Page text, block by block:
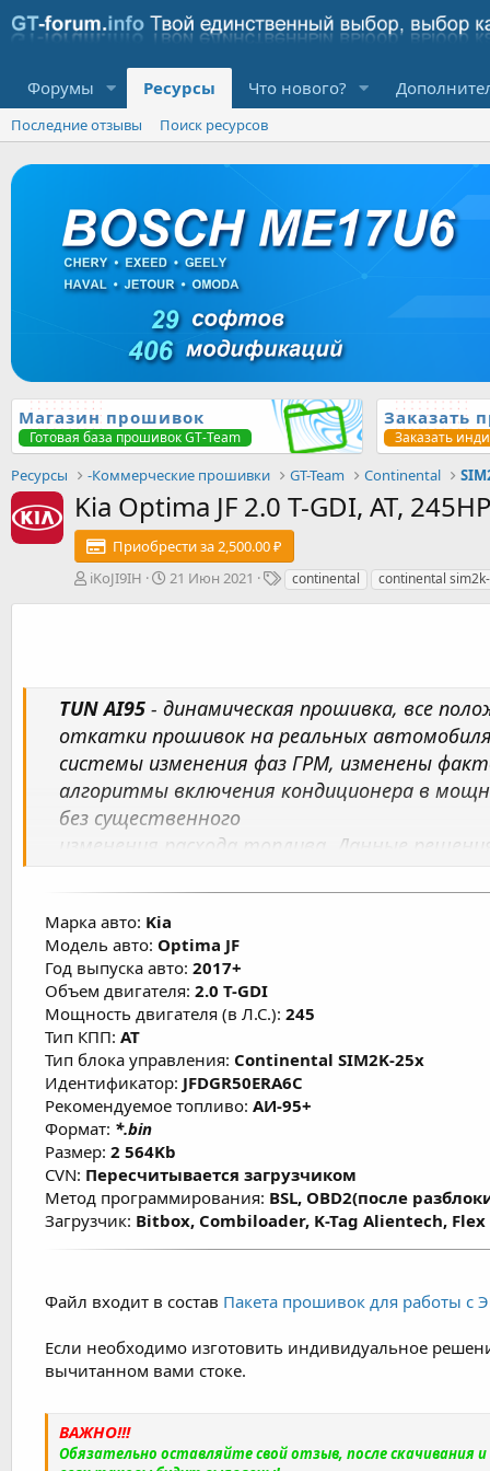
Форумы Ресурсы Что нового?
Последние отзывы Поиск ресурсов
Магазин прошивок
Готовая база прошивок GT-Team
Заказать
Заказать
Ресурсы -Коммерческие прошивки GT-Team Continental
Kia Optima JF 2.0 T-GDI, AT,
Приобрести за 2,500.00 ₽
А
iKoJI9IH
Д
д
а
и
я
21 Июн 2021
Тcontinental continental
TUN AI95 - динамическая прошивка, все
откатки прошивок на реальных
системы изменения фаз ГРМ, изменены
алгоритмы включения кондиционера в
без существенного
изменения расхода топлива. Данные
модернизированная и правильно
двигателей прирост по крутящему
условий эксплуатации и типа
Марка авто: Kia
Модель авто: Optima JF
Год выпуска авто: 2017+
Объем двигателя: 2.0 T-GDI
Мощность двигателя (в Л.С.): 245
Тип КПП: AT
Тип блока управления: Continental SIM2K-25x
Идентификатор: JFDGR50ERA6C
Рекомендуемое топливо: АИ-95+
Формат: *.bin
Размер: 2 564Kb
CVN: Пересчитывается загрузчиком
Метод программирования: BSL, OBD2(после
Загрузчик: Bitbox, Combiloader, K-Tag Alientech, Flex
Файл входит в состав Пакета прошивок для работы с
Если необходимо изготовить индивидуальное
вычитанном вами стоке.
ВАЖНО!!!
Обязательно оставляйте свой отзыв, после